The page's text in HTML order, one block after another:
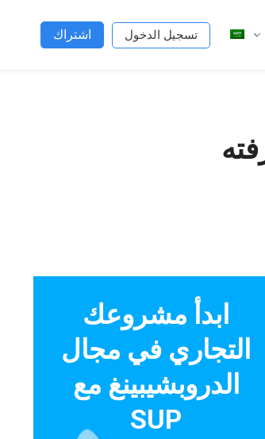
تسجيل الدخول اشتراك
ابدأ مشروعك
التجاري في مجال
الدروبشيبينغ مع
SUP